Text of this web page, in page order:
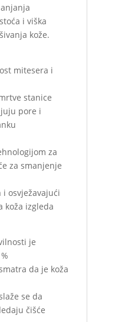
i viška
kože.
mitesera i
stanice
pore i
za
za smanjenje
i osvježavajući
koža izgleda
je
da je koža
se da
čišće